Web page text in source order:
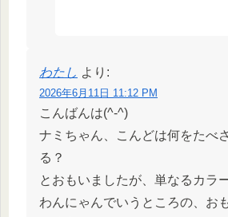
わたし より:
2026年6月11日 11:12 PM
こんばんは(^-^)
ナミちゃん、こんどは何をたべ
る？
とおもいましたが、単なるカラ
わんにゃんでいうところの、お